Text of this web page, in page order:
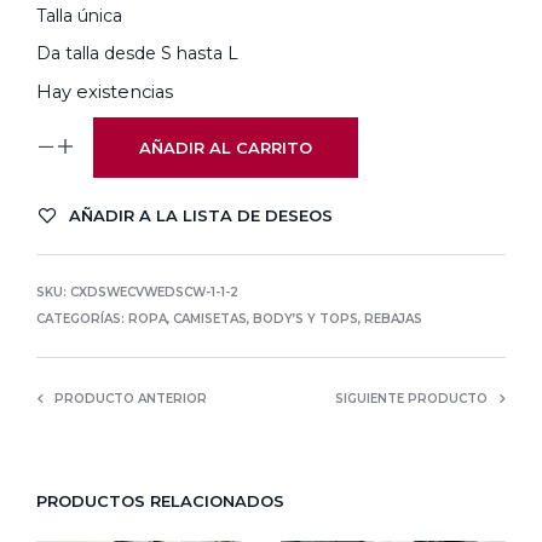
Talla única
Da talla desde S hasta L
Hay existencias
AÑADIR AL CARRITO
AÑADIR A LA LISTA DE DESEOS
SKU: CXDSWECVWEDSCW-1-1-2
CATEGORÍAS: ROPA, CAMISETAS, BODY’S Y TOPS, REBAJAS
PRODUCTO ANTERIOR SIGUIENTE PRODUCTO
PRODUCTOS RELACIONADOS